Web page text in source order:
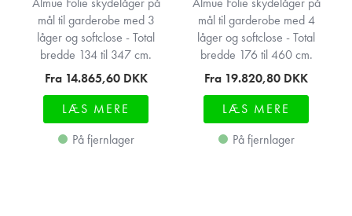
mål til garderobe med 3
låger og softclose - Total
bredde 134 til 347 cm.
Fra 14.865,60 DKK
LÆS MERE
På fjernlager
mål til garderobe med 4
låger og softclose - Total
bredde 176 til 460 cm.
Fra 19.820,80 DKK
LÆS MERE
På fjernlager